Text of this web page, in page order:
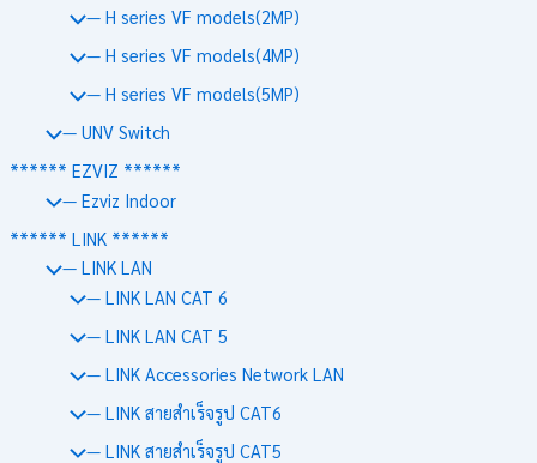
— H series VF models(2MP)
— H series VF models(4MP)
— H series VF models(5MP)
— UNV Switch
****** EZVIZ ******
— Ezviz Indoor
****** LINK ******
— LINK LAN
— LINK LAN CAT 6
— LINK LAN CAT 5
— LINK Accessories Network LAN
— LINK สายสำเร็จรูป CAT6
— LINK สายสำเร็จรูป CAT5